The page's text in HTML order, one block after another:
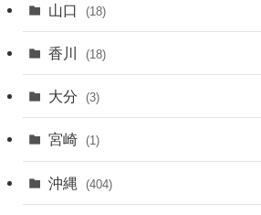
山口 (18)
香川 (18)
大分 (3)
宮崎 (1)
沖縄 (404)